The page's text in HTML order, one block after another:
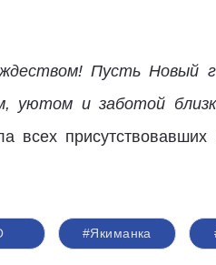
Пусть Новый
уютом и заботой
всех присутствовавших
#Якиманка